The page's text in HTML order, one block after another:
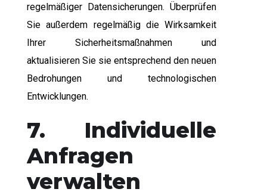
regelmäßiger Datensicherungen. Überprüfen
Sie außerdem regelmäßig die Wirksamkeit
Ihrer Sicherheitsmaßnahmen und
aktualisieren Sie sie entsprechend den neuen
Bedrohungen und technologischen
Entwicklungen.
7. Individuelle
Anfragen
verwalten